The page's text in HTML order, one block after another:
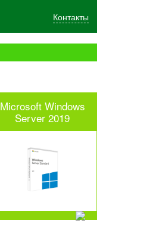
Контакты
Microsoft Windows
Server 2019